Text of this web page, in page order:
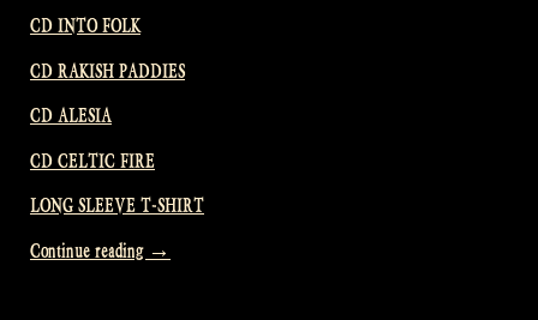
CD INTO FOLK
CD RAKISH PADDIES
CD ALESIA
CD CELTIC FIRE
LONG SLEEVE T-SHIRT
Continue reading “Video:
→